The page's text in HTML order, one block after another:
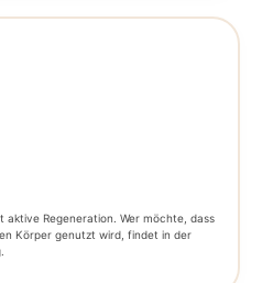
aktive Regeneration. Wer möchte, dass
Körper genutzt wird, findet in der